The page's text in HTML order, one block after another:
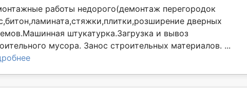
работы недорого(демонтаж перегородок
дверных
штукатурка.Загрузка и вывоз
мусора. Занос строительных материалов. ...